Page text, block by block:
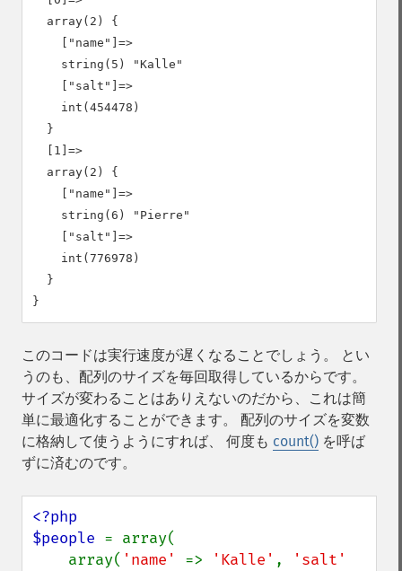
  array(2) {
    ["name"]=>
    string(5) "Kalle"
    ["salt"]=>
    int(454478)
  }
  [1]=>
  array(2) {
    ["name"]=>
    string(6) "Pierre"
    ["salt"]=>
    int(776978)
  }
このコードは実行速度が遅くなることでしょう。 とい
うのも、配列のサイズを毎回取得しているからです。
サイズが変わることはありえないのだから、これは簡
単に最適化することができます。 配列のサイズを変数
に格納して使うようにすれば、 何度も count() を呼ば
ずに済むのです。
<?php
$people = array(
    array(
'name' => 'Kalle' ,